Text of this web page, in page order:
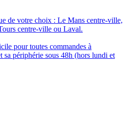
de votre choix : Le Mans centre-ville,
centre-ville ou Laval.
pour toutes commandes à
sa périphérie sous 48h (hors lundi et